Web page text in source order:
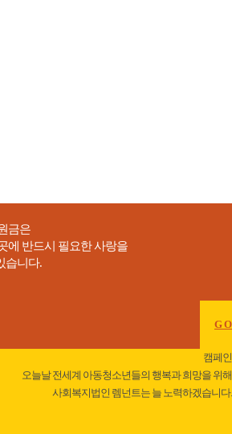
금은
에 반드시 필요한 사랑을
습니다.
캠페인
오늘날 전세계 아동청소년들의 행복과 희망을 위해
사회복지법인 렘넌트는 늘 노력하겠습니다.